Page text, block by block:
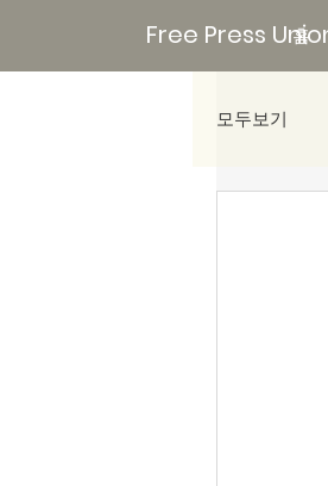
Free Press 홈
모두보기
미디어